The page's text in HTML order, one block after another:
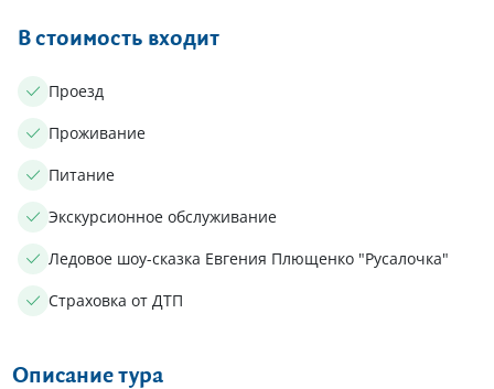
В стоимость входит
Проезд
Проживание
Питание
Экскурсионное обслуживание
Ледовое шоу-сказка Евгения Плющенко "Русалочка"
Страховка от ДТП
Описание тура